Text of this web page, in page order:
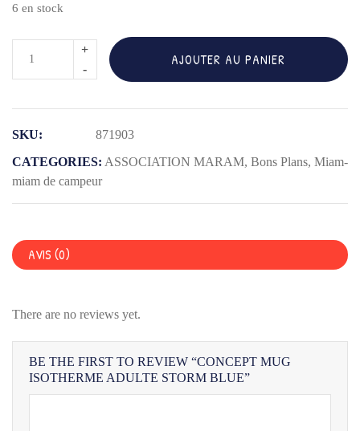
6 en stock
ISOTHERME
ADULTE
STORM
BLUE
AJOUTER AU PANIER
SKU:
871903
CATEGORIES: ASSOCIATION MARAM, Bons Plans, Miam-
miam de campeur
AVIS (0)
There are no reviews yet.
BE THE FIRST TO REVIEW “CONCEPT MUG
ISOTHERME ADULTE STORM BLUE”